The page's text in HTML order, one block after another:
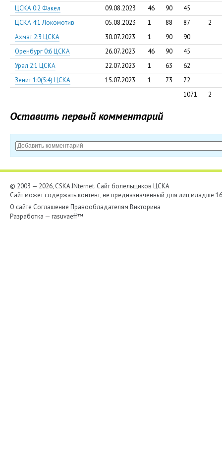
ЦСКА 0:2 Факел
09.08.2023 46 90
45
ЦСКА 4:1 Локомотив
05.08.2023 1 88 87
2
Ахмат 2:3 ЦСКА
30.07.2023 1 90
90
Оренбург 0:6 ЦСКА
26.07.2023 46 90
45
Урал 2:1 ЦСКА
22.07.2023 1 63
62
Зенит 1:0(5:4) ЦСКА
15.07.2023 1 73
72
1071
2
Оставить первый комментарий
© 2003 — 2026, CSKA.INternet. Cайт болельщиков ЦСКА
Сайт может содержать контент, не предназначенный для лиц младше
О сайте Соглашение Правообладателям Викторина
Разработка — rasuvaeff™